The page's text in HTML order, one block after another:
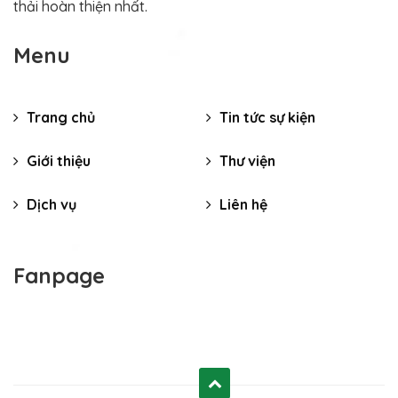
thải hoàn thiện nhất.
Menu
Trang chủ
Giới thiệu
Dịch vụ
Tin tức sự kiện
Thư viện
Liên hệ
Fanpage